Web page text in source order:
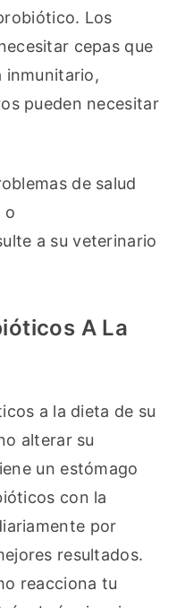
Los
cepas que
inmunitario,
pueden necesitar
de salud
o
a su veterinario
A La
a la dieta de su
alterar su
un estómago
con la
por
resultados.
reacciona tu